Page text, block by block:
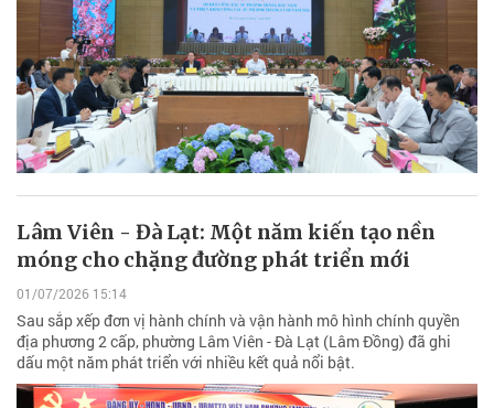
Lâm Viên - Đà Lạt: Một năm kiến tạo nền
móng cho chặng đường phát triển mới
01/07/2026 15:14
Sau sắp xếp đơn vị hành chính và vận hành mô hình chính quyền
địa phương 2 cấp, phường Lâm Viên - Đà Lạt (Lâm Đồng) đã ghi
dấu một năm phát triển với nhiều kết quả nổi bật.